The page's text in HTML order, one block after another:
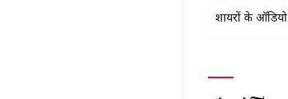
शायरों के ऑडियो